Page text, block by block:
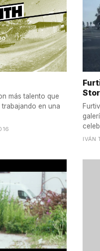
más talento que
trabajando en una
IVÁN